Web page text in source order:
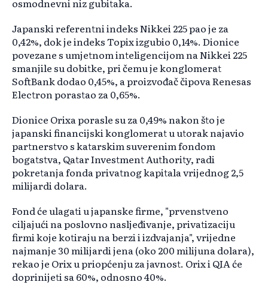
osmodnevni niz gubitaka.
Japanski referentni indeks Nikkei 225 pao je za
0,42%, dok je indeks Topix izgubio 0,14%. Dionice
povezane s umjetnom inteligencijom na Nikkei 225
smanjile su dobitke, pri čemu je konglomerat
SoftBank dodao 0,45%, a proizvođač čipova Renesas
Electron porastao za 0,65%.
Dionice Orixa porasle su za 0,49% nakon što je
japanski financijski konglomerat u utorak najavio
partnerstvo s katarskim suverenim fondom
bogatstva, Qatar Investment Authority, radi
pokretanja fonda privatnog kapitala vrijednog 2,5
milijardi dolara.
Fond će ulagati u japanske firme, "prvenstveno
ciljajući na poslovno nasljeđivanje, privatizaciju
firmi koje kotiraju na berzi i izdvajanja", vrijedne
najmanje 30 milijardi jena (oko 200 milijuna dolara),
rekao je Orix u priopćenju za javnost. Orix i QIA će
doprinijeti sa 60%, odnosno 40%.